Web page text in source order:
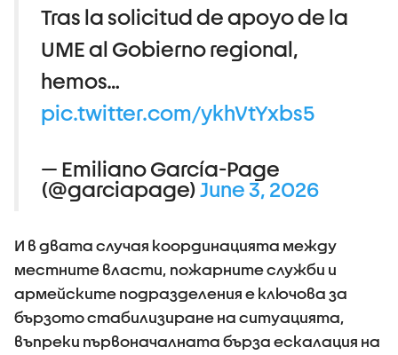
Tras la solicitud de apoyo de la
UME al Gobierno regional,
hemos…
pic.twitter.com/ykhVtYxbs5
— Emiliano García-Page
(@garciapage)June 3, 2026
И в двата случая координацията между
местните власти, пожарните служби и
армейските подразделения е ключова за
бързото стабилизиране на ситуацията,
въпреки първоначалната бърза ескалация на